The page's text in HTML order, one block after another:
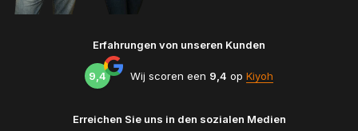
Erfahrungen von unseren Kunden
9,4 Wij scoren een 9,4 op Kiyoh
Erreichen Sie uns in den sozialen Medien